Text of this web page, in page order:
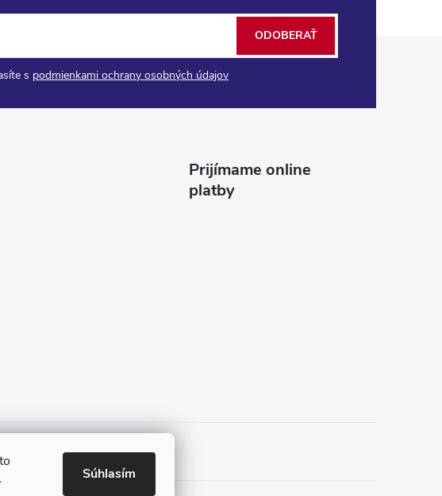
. Súhlasím
s podmienkami ochrany osobných údajov
ODOBERAŤ
Prijímame online
platby